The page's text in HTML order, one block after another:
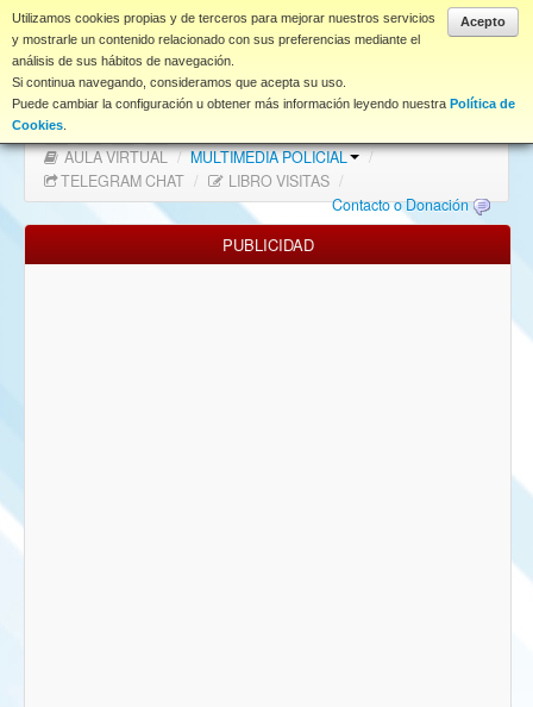
Acepto
Utilizamos cookies propias y de terceros para mejorar nuestros servicios
y mostrarle un contenido relacionado con sus preferencias mediante el
análisis de sus hábitos de navegación.
Si continua navegando, consideramos que acepta su uso.
Puede cambiar la configuración u obtener más información leyendo nuestra Política de
Cookies
www.coet.es
Portal
Índice Foros
FAQ
NORMAS FORO
Descargas
AULA VIRTUAL / MULTIMEDIA POLICIAL
/
TELEGRAM CHAT / LIBRO VISITAS /
Contacto o Donación
PUBLICIDAD